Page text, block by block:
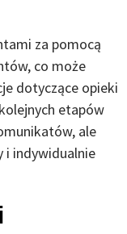
za pomocą
co może
dotyczące opieki
etapów
ale
i indywidualnie